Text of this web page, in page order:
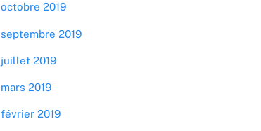
octobre 2019
septembre 2019
juillet 2019
mars 2019
février 2019